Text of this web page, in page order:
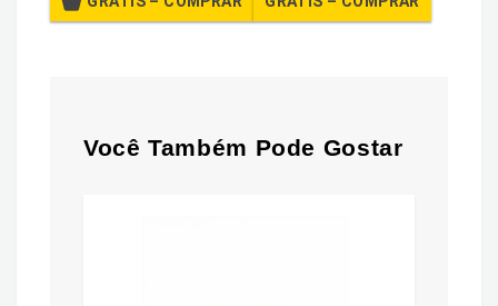
Você Também Pode Gostar